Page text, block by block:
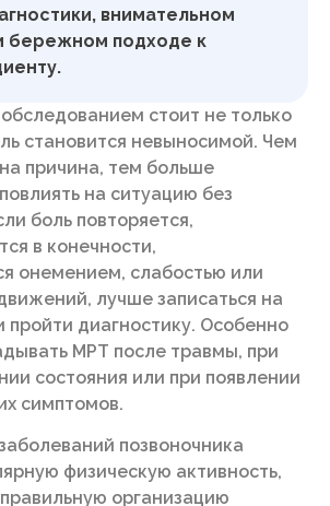
внимательном
бережном подходе к
стоит не только
становится невыносимой. Чем
причина, тем больше
на ситуацию без
боль повторяется,
в конечности,
онемением, слабостью или
лучше записаться на
пройти диагностику. Особенно
МРТ после травмы, при
состояния или при появлении
симптомов.
позвоночника
физическую активность,
организацию